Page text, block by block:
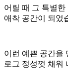
어릴 때 그 특별
애착 공간이 되었
이런 예쁜 공간을
로그 정성껏 채워